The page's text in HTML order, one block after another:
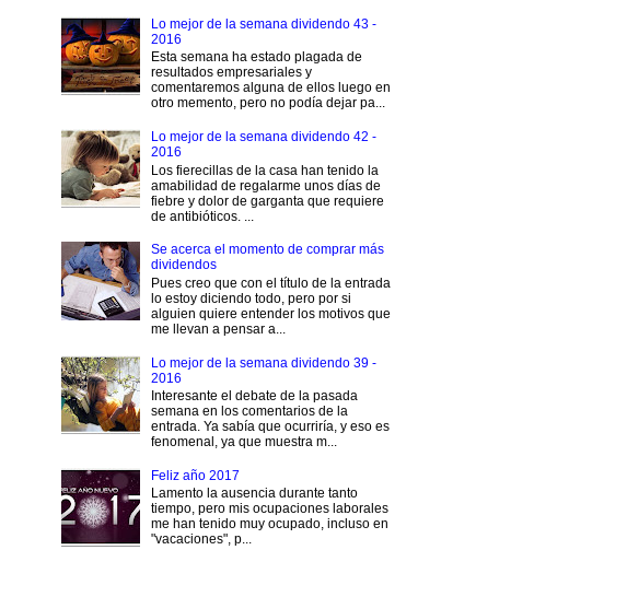
Lo mejor de la semana dividendo 43 -
2016
Esta semana ha estado plagada de
resultados empresariales y
comentaremos alguna de ellos luego en
otro memento, pero no podía dejar pa...
Lo mejor de la semana dividendo 42 -
2016
Los fierecillas de la casa han tenido la
amabilidad de regalarme unos días de
fiebre y dolor de garganta que requiere
de antibióticos. ...
Se acerca el momento de comprar más
dividendos
Pues creo que con el título de la entrada
lo estoy diciendo todo, pero por si
alguien quiere entender los motivos que
me llevan a pensar a...
Lo mejor de la semana dividendo 39 -
2016
Interesante el debate de la pasada
semana en los comentarios de la
entrada. Ya sabía que ocurriría, y eso es
fenomenal, ya que muestra m...
Feliz año 2017
Lamento la ausencia durante tanto
tiempo, pero mis ocupaciones laborales
me han tenido muy ocupado, incluso en
"vacaciones", p...